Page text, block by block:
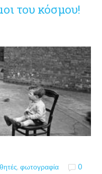
του κόσμου!
,φωτογραφία 0